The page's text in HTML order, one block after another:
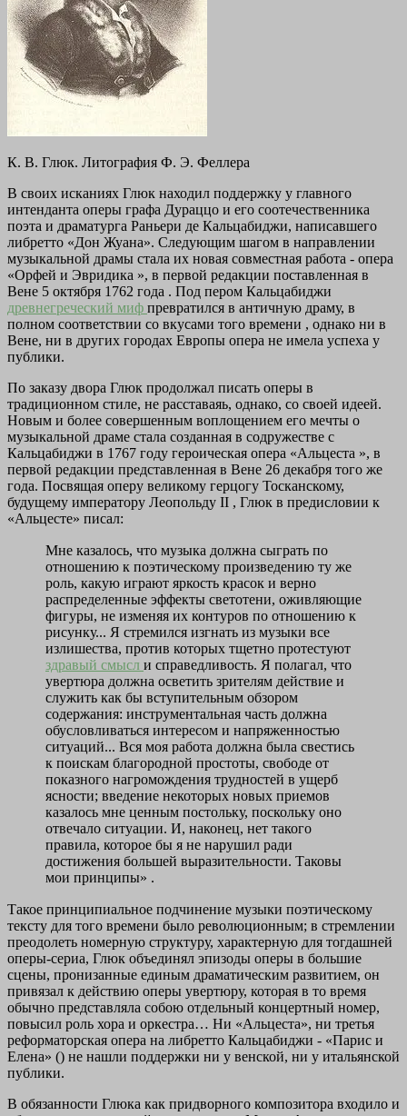
К. В. Глюк. Литография Ф. Э. Феллера
В своих исканиях Глюк находил поддержку у главного
интенданта оперы графа Дураццо и его соотечественника
поэта и драматурга Раньери де Кальцабиджи, написавшего
либретто «Дон Жуана». Следующим шагом в направлении
музыкальной драмы стала их новая совместная работа - опера
«Орфей и Эвридика », в первой редакции поставленная в
Вене 5 октября 1762 года . Под пером Кальцабиджи
древнегреческий миф превратился в античную драму, в
полном соответствии со вкусами того времени , однако ни в
Вене, ни в других городах Европы опера не имела успеха у
публики.
По заказу двора Глюк продолжал писать оперы в
традиционном стиле, не расставаяь, однако, со своей идеей.
Новым и более совершенным воплощением его мечты о
музыкальной драме стала созданная в содружестве с
Кальцабиджи в 1767 году героическая опера «Альцеста », в
первой редакции представленная в Вене 26 декабря того же
года. Посвящая оперу великому герцогу Тосканскому,
будущему императору Леопольду II , Глюк в предисловии к
«Альцесте» писал:
Мне казалось, что музыка должна сыграть по
отношению к поэтическому произведению ту же
роль, какую играют яркость красок и верно
распределенные эффекты светотени, оживляющие
фигуры, не изменяя их контуров по отношению к
рисунку... Я стремился изгнать из музыки все
излишества, против которых тщетно протестуют
здравый смысл и справедливость. Я полагал, что
увертюра должна осветить зрителям действие и
служить как бы вступительным обзором
содержания: инструментальная часть должна
обусловливаться интересом и напряженностью
ситуаций... Вся моя работа должна была свестись
к поискам благородной простоты, свободе от
показного нагромождения трудностей в ущерб
ясности; введение некоторых новых приемов
казалось мне ценным постольку, поскольку оно
отвечало ситуации. И, наконец, нет такого
правила, которое бы я не нарушил ради
достижения большей выразительности. Таковы
мои принципы» .
Такое принципиальное подчинение музыки поэтическому
тексту для того времени было революционным; в стремлении
преодолеть номерную структуру, характерную для тогдашней
оперы-сериа, Глюк объединял эпизоды оперы в большие
сцены, пронизанные единым драматическим развитием, он
привязал к действию оперы увертюру, которая в то время
обычно представляла собою отдельный концертный номер,
повысил роль хора и оркестра… Ни «Альцеста», ни третья
реформаторская опера на либретто Кальцабиджи - «Парис и
Елена» () не нашли поддержки ни у венской, ни у итальянской
публики.
В обязанности Глюка как придворного композитора входило и